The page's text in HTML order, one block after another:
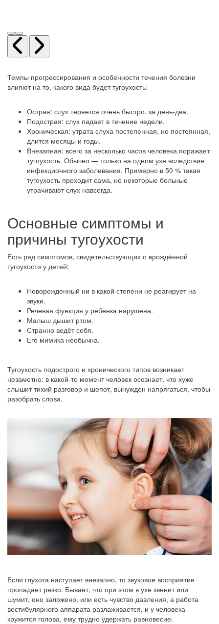
Темпы прогрессирования и особенности течения болезни
влияют на то, какого вида будет тугоухость:
Острая: слух теряется очень быстро, за день-два.
Подострая: слух падает в течение недели.
Хроническая: утрата слуха постепенная, но постоянная,
длится месяцы и годы.
Внезапная: всего за несколько часов человека поражает
тугоухость. Обычно — только на одном ухе вследствие
инфекционного заболевания. Примерно в 50 % такая
тугоухость проходит сама, но некоторые больные
утрачивают слух навсегда.
Основные симптомы и
причины тугоухости
Есть ряд симптомов, свидетельствующих о врождённой
тугоухости у детей:
Новорожденный ни в какой степени не реагирует на
звуки.
Речевая функция у ребёнка нарушена.
Малыш дышит ртом.
Странно ведёт себя.
Его мимика необычна.
Тугоухость подострого и хронического типов возникает
незаметно: в какой-то момент человек осознает, что хуже
слышит тихий разговор и шепот, вынужден напрягаться, чтобы
разобрать слова.
Если глухота наступает внезапно, то звуковое восприятие
пропадает резко. Бывает, что при этом в ухе звенит или
шумит, оно заложено, или есть чувство давления, а работа
вестибулярного аппарата разлаживается, и у человека
кружится голова, ему трудно удержать равновесие.